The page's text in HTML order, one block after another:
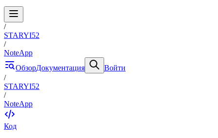
/
STARYI52
/
NoteApp
ОбзорДокументация
Войти
/
STARYI52
/
NoteApp
Код